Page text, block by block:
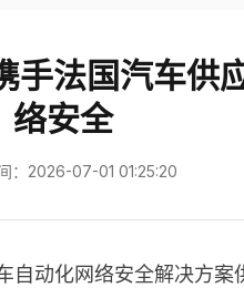
法国汽车供
络安全
：2026-07-01 01:25:20
动化网络安全解决方